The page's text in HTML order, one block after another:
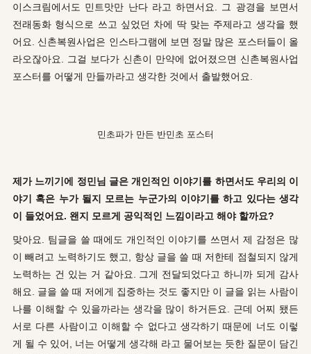
이스크림에서도 민트맛만 난다 라고 하면서요. 그 광경을 보면서
전래동화 형식으로 쓰고 싶었던 차에 딱 맞는 주제라고 생각을 했
어요. 신촌복원사업은 인스타그램에 보면 정말 많은 포스터들이 올
라오잖아요. 그걸 보다가 신촌이 만약에 없어졌으면 신촌복원사업
포스터를 어떻게 만들까라고 생각한 것에서 출발했어요.
민초파가 만든 반민초 포스터
제가 느끼기에 정민님 글은 개인적인 이야기를 하면서도 우리의 이
야기 혹은 누가 될지 모르는 누군가의 이야기를 하고 있다는 생각
이 들었어요. 왠지 모르게 공익적인 느낌이라고 해야 할까요?
맞아요. 팀글을 쓸 때에도 개인적인 이야기를 쓰면서 제 감정은 많
이 빼려고 노력하기도 했고, 항상 글을 쓸 때 저한테 점철되지 않게
노력하는 건 있는 거 같아요. 그게 전달되었다고 하니까 되게 감사
해요. 글을 쓸 때 저에게 집중하는 것도 좋지만 이 글을 읽는 사람이
나를 이해할 수 있을까라는 생각을 많이 하거든요. 근데 어찌 됐든
서로 다른 사람이고 이해할 수 없다고 생각하기 때문에 너도 이렇
게 될 수 있어, 너는 어떻게 생각해 라고 물어보는 듯한 질문이 담긴